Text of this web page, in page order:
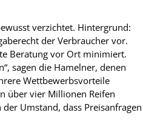
verzichtet. Hintergrund:
der Verbraucher vor.
Beratung vor Ort minimiert.
sagen die Hamelner, denen
Wettbewerbsvorteile
über vier Millionen Reifen
Umstand, dass Preisanfragen